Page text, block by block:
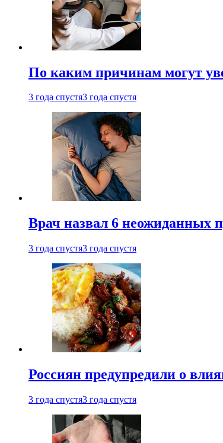
По каким причинам могут
3 года спустя3 года спустя
Врач назвал 6 неожиданных
3 года спустя3 года спустя
Россиян предупредили о
3 года спустя3 года спустя